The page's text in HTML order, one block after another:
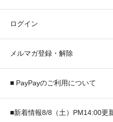
ログイン
メルマガ登録・解除
■ PayPayのご利用について
■新着情報8/8（土）PM14:00更